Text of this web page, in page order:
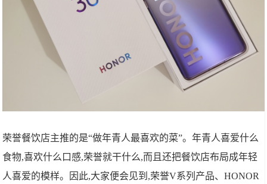
荣誉餐饮店主推的是“做年青人最喜欢的菜”。年青人喜爱什么
食物,喜欢什么口感,荣誉就干什么,而且还把餐饮店布局成年轻
人喜爱的模样。因此,大家便会见到,荣誉V系列产品、HONOR